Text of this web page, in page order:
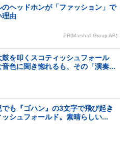
のヘッドホンが「ファッション」で
理由
PR(Marshall Group AB)
鼓を叩くスコティッシュフォール
音色に聞き惚れるも、その「演奏...
でも『ゴハン』の3文字で飛び起き
ッシュフォールド。素晴らしい...